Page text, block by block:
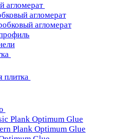
агломерат
агломерат
агломерат
плитка
Plank Optimum Glue
Plank Optimum Glue